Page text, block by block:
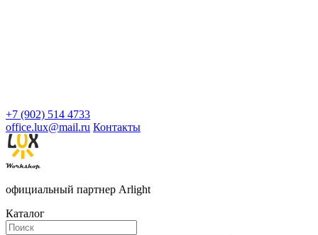
+7 (902) 514 4733
office.lux@mail.ru Контакты
официальный партнер Arlight
Каталог